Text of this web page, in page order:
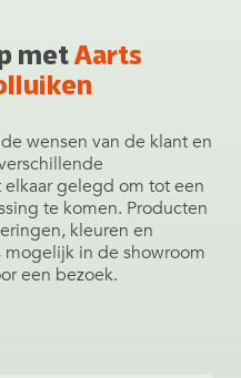
metAarts
wensen van de klant en
gelegd om tot een
te komen. Producten
kleuren en
in de showroom
een bezoek.